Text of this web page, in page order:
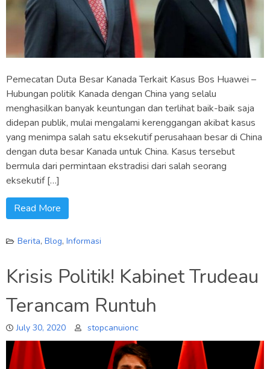
Pemecatan Duta Besar Kanada Terkait Kasus Bos Huawei –
Hubungan politik Kanada dengan China yang selalu
menghasilkan banyak keuntungan dan terlihat baik-baik saja
didepan publik, mulai mengalami kerenggangan akibat kasus
yang menimpa salah satu eksekutif perusahaan besar di China
dengan duta besar Kanada untuk China. Kasus tersebut
bermula dari permintaan ekstradisi dari salah seorang
eksekutif […]
Read More
Berita, Blog, Informasi
Krisis Politik! Kabinet Trudeau
Terancam Runtuh
July 30, 2020 stopcanuionc